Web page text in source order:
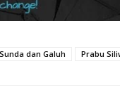
dan Galuh Prabu